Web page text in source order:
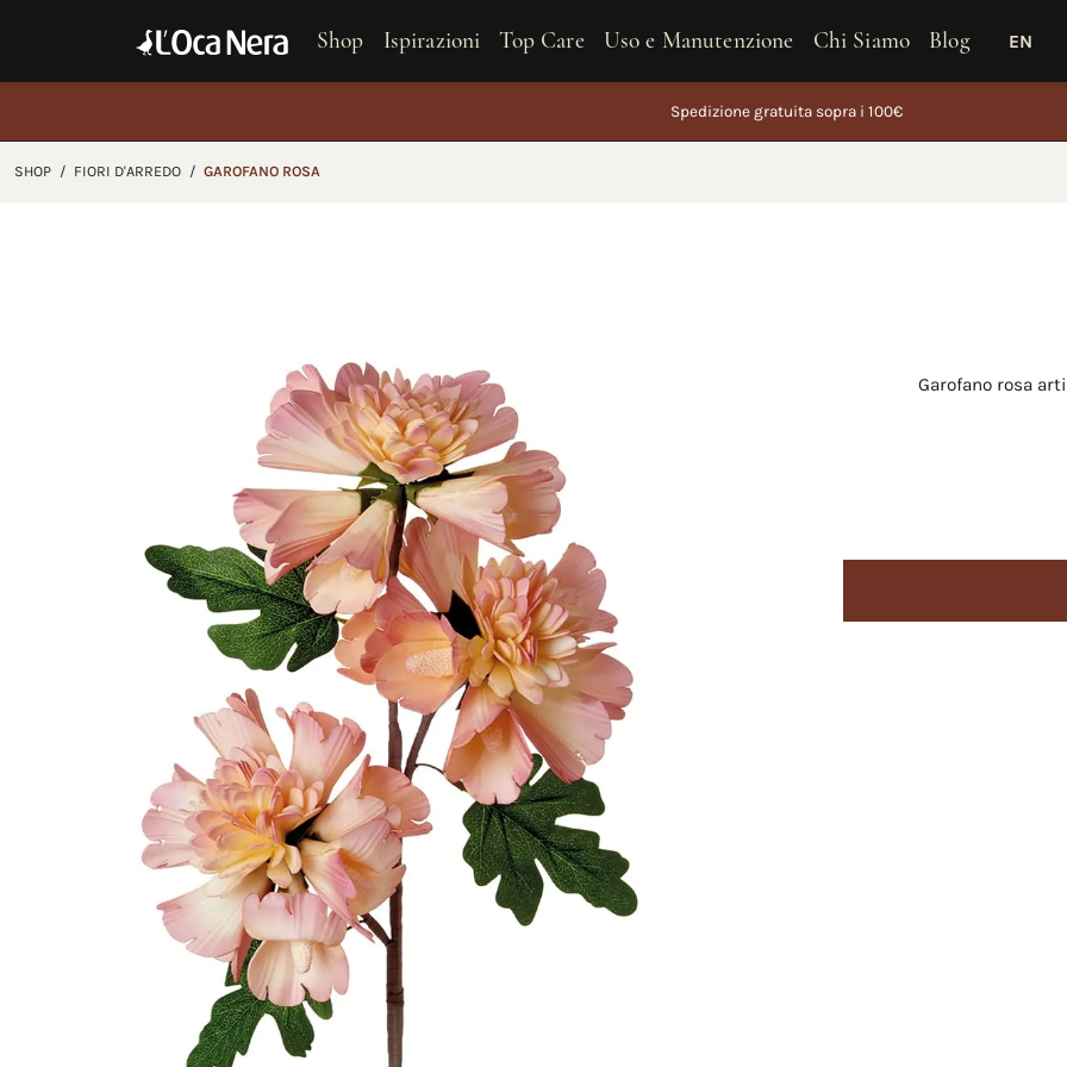
Shop Ispirazioni Top Care Uso e Manutenzione Chi Siamo Blog EN
Gli ordini effettuati dal 5 al 26 agosto saranno spediti a partire da 27 agosto
SHOP / FIORI D'ARREDO / GAROFANO ROSA
Garofano rosa